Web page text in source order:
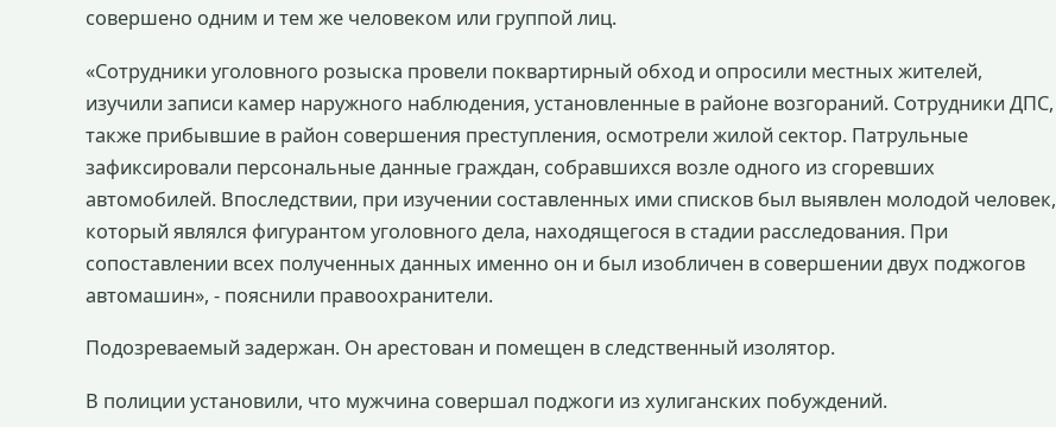
совершено одним и тем же человеком или группой лиц.
«Сотрудники уголовного розыска провели поквартирный обход и опросили местных жителей,
изучили записи камер наружного наблюдения, установленные в районе возгораний. Сотрудники ДПС,
также прибывшие в район совершения преступления, осмотрели жилой сектор. Патрульные
зафиксировали персональные данные граждан, собравшихся возле одного из сгоревших
автомобилей. Впоследствии, при изучении составленных ими списков был выявлен молодой человек,
который являлся фигурантом уголовного дела, находящегося в стадии расследования. При
сопоставлении всех полученных данных именно он и был изобличен в совершении двух поджогов
автомашин», - пояснили правоохранители.
Подозреваемый задержан. Он арестован и помещен в следственный изолятор.
В полиции установили, что мужчина совершал поджоги из хулиганских побуждений.